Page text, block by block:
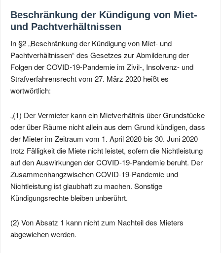
Beschränkung der Kündigung von Miet-
und Pachtverhältnissen
In §2 „Beschränkung der Kündigung von Miet- und
Pachtverhältnissen“ des Gesetzes zur Abmilderung der
Folgen der COVID-19-Pandemie im Zivil-, Insolvenz- und
Strafverfahrensrecht vom 27. März 2020 heißt es
wortwörtlich:
„(1) Der Vermieter kann ein Mietverhältnis über Grundstücke
oder über Räume nicht allein aus dem Grund kündigen, dass
der Mieter im Zeitraum vom 1. April 2020 bis 30. Juni 2020
trotz Fälligkeit die Miete nicht leistet, sofern die Nichtleistung
auf den Auswirkungen der COVID-19-Pandemie beruht. Der
Zusammenhangzwischen COVID-19-Pandemie und
Nichtleistung ist glaubhaft zu machen. Sonstige
Kündigungsrechte bleiben unberührt.
(2) Von Absatz 1 kann nicht zum Nachteil des Mieters
abgewichen werden.